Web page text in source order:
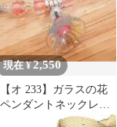
現在 ¥2,550
【オ 233】ガラスの花
ペンダントネックレス
ハンドメイド